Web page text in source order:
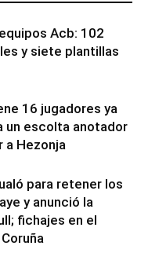
Acb: 102
y siete plantillas
16 jugadores ya
un escolta anotador
a Hezonja
para retener los
y anunció la
fichajes en el